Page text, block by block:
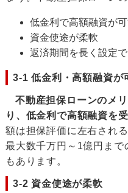
低金利で高額融資が
資金使途が柔軟
返済期間を長く設定
3-1 低金利・高額融資が
不動産担保ローンのメ
り、低金利で高額融資を
額は担保評価に左右され
最大数千万円～1億円まで
もあります。
3-2 資金使途が柔軟